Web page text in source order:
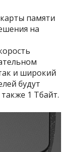
памяти
на
и широкий
будут
1 Тбайт.